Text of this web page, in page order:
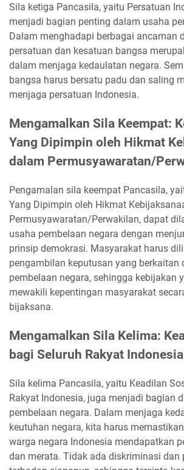
Sila ketiga Pancasila, yaitu Persatuan
menjadi bagian penting dalam usaha
Dalam menghadapi berbagai ancaman
persatuan dan kesatuan bangsa
dalam menjaga kedaulatan negara.
bangsa harus bersatu padu dan saling
menjaga persatuan Indonesia.
Mengamalkan Sila Keempat:
Yang Dipimpin oleh Hikmat
dalam Permusyawaratan/
Pengamalan sila keempat Pancasila,
Yang Dipimpin oleh Hikmat
Permusyawaratan/Perwakilan, dapat
usaha pembelaan negara dengan
prinsip demokrasi. Masyarakat harus
pengambilan keputusan yang berkaitan
pembelaan negara, sehingga kebijakan
mewakili kepentingan masyarakat
bijaksana.
Mengamalkan Sila Kelima:
bagi Seluruh Rakyat Indonesia
Sila kelima Pancasila, yaitu Keadilan
Rakyat Indonesia, juga menjadi bagian
pembelaan negara. Dalam menjaga
keutuhan negara, kita harus
warga negara Indonesia mendapatkan
dan merata. Tidak ada diskriminasi dan